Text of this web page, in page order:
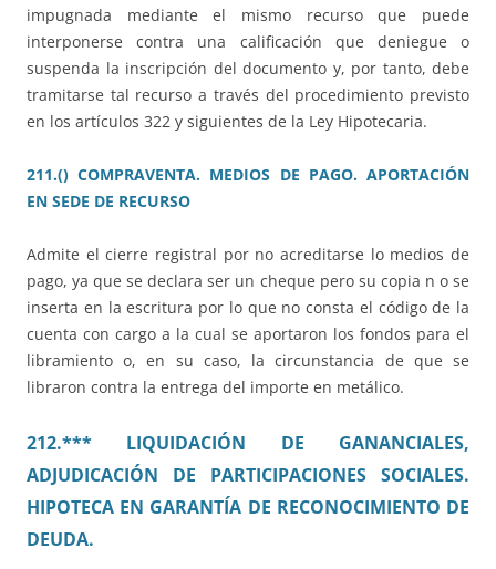
impugnada mediante el mismo recurso que puede
interponerse contra una calificación que deniegue o
suspenda la inscripción del documento y, por tanto, debe
tramitarse tal recurso a través del procedimiento previsto
en los artículos 322 y siguientes de la Ley Hipotecaria.
211.() COMPRAVENTA. MEDIOS DE PAGO. APORTACIÓN
EN SEDE DE RECURSO
Admite el cierre registral por no acreditarse lo medios de
pago, ya que se declara ser un cheque pero su copia n o se
inserta en la escritura por lo que no consta el código de la
cuenta con cargo a la cual se aportaron los fondos para el
libramiento o, en su caso, la circunstancia de que se
libraron contra la entrega del importe en metálico.
212.*** LIQUIDACIÓN DE GANANCIALES,
ADJUDICACIÓN DE PARTICIPACIONES SOCIALES.
HIPOTECA EN GARANTÍA DE RECONOCIMIENTO DE
DEUDA.